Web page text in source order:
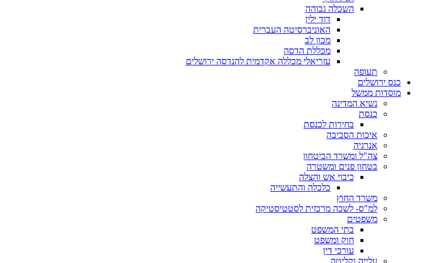
השכלה גבוהה
דוד ילין
האוניברסיטה העברית
מכון לב
מכללת הדסה
עזריאלי מכללה אקדמית להנדסה ירושלים
תעופה
כנס ירושלים
מוסדות ממשל
נשיא המדינה
כנסת
בחירות לכנסת
איכות הסביבה
אנרגיה
צה"ל ומשרד הביטחון
בטחון פנים ומשטרה
כיבוי אש והצלה
כלכלה והתעשייה
משרד החוץ
למ"ס- לשכה מרכזית לסטטיסטיקה
משפטים
בתי המשפט
חוק ומשפט
עורכי דין
עלייה וקליטה